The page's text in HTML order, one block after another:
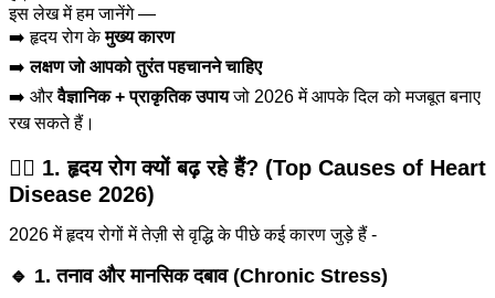
इस लेख में हम जानेंगे —
➡️ हृदय रोग केमुख्य कारण
➡️लक्षण जो आपको तुरंत पहचानने चाहिए
➡️ औरवैज्ञानिक + प्राकृतिक उपायजो 2026 में आपके दिल को मजबूत बनाए
रख सकते हैं।
❤️‍🔥 1. हृदय रोग क्यों बढ़ रहे हैं? (Top Causes of Heart
Disease 2026)
2026 में हृदय रोगों में तेज़ी से वृद्धि के पीछे कई कारण जुड़े हैं -
🔹 1. तनाव और मानसिक दबाव (Chronic Stress)